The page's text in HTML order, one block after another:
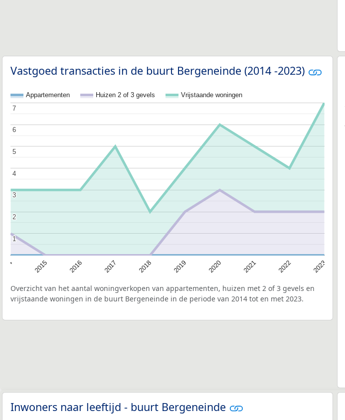
Vastgoed transacties in de buurt Bergeneinde (2014 -2023)
Appartementen Huizen 2 of 3 gevels Vrijstaande woningen
2015 2016 2017 2018 2019 2020 2021 2022 2023
1
1
2
2
3
3
4
4
5
5
6
6
7
7
Overzicht van het aantal woningverkopen van appartementen, huizen met 2 of 3 gevels en
vrijstaande woningen in de buurt Bergeneinde in de periode van 2014 tot en met 2023.
Inwoners naar leeftijd - buurt Bergeneinde